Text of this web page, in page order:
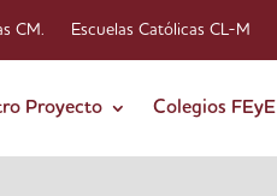
CM. Escuelas Católicas CL-M
Proyecto Colegios FEyE